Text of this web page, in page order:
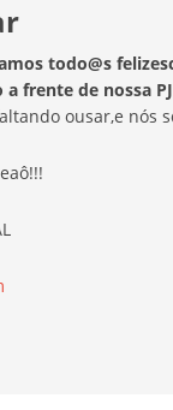
todo@s
frente de nossa
ousar,e nós